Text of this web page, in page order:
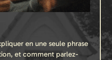
en une seule phrase
et comment parlez-